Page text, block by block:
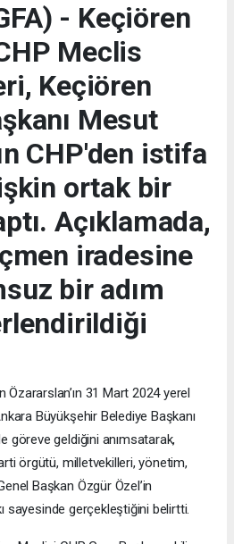
- Keçiören
Meclis
Keçiören
Mesut
CHP'den istifa
ortak bir
Açıklamada,
iradesine
bir adım
31 Mart 2024 yerel
Büyükşehir Belediye Başkanı
göreve geldiğini anımsatarak,
örgütü, milletvekilleri, yönetim,
Başkan Özgür Özel’in
sayesinde gerçekleştiğini belirtti.